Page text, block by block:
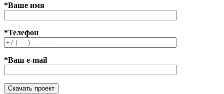
*Ваше имя
*Телефон
*Ваш e-mail